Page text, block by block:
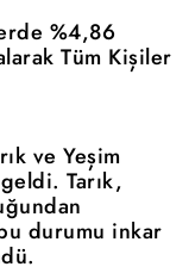
%4,86
Tüm Kişiler
ve Yeşim
Tarık,
durumu inkar